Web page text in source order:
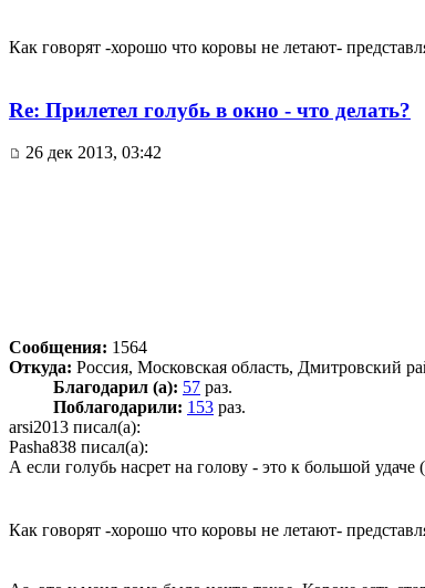
Как говорят -хорошо что коровы не летают-
Re: Прилетел голубь в окно - что делать?
26 дек 2013, 03:42
Сообщения: 1564
Откуда: Россия, Московская область, Дмитровский
Благодарил (а): 57 раз.
Поблагодарили: 153 раз.
arsi2013 писал(а):
Pasha838 писал(а):
А если голубь насрет на голову - это к большой удаче
Как говорят -хорошо что коровы не летают-